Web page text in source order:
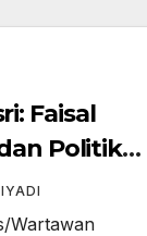
Faisal
Politik
Wartawan